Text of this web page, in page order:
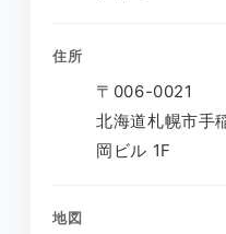
住所
〒006-0021
北海道札幌市手
岡ビル 1F
地図